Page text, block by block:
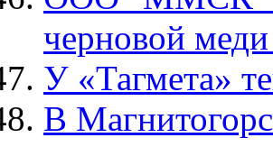
черновой
У «Тагмета»
В